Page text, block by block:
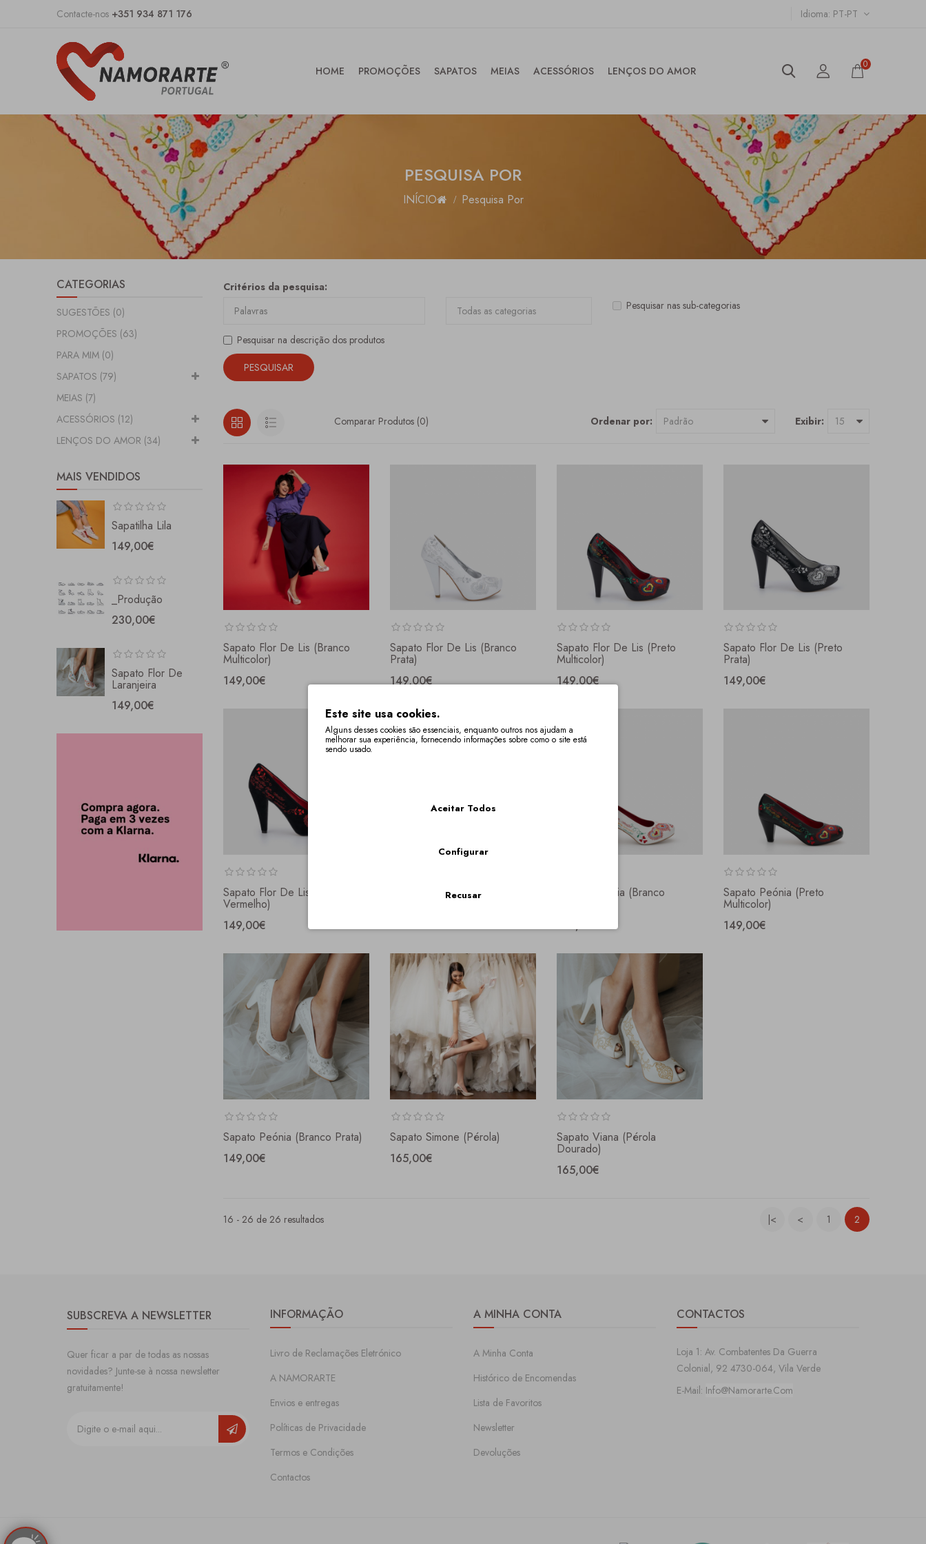
Contacte-nos +351 934 871 176 Idioma PT-PT
HOME PROMOÇÕES SAPATOS MEIAS ACESSÓRIOS LENÇOS DO AMOR 0
PESQUISA POR
INÍCIO Pesquisa Por
CATEGORIAS
SUGESTÕES (0)
PROMOÇÕES (63)
PARA MIM (0)
SAPATOS (79)
MEIAS (7)
ACESSÓRIOS (12)
LENÇOS DO AMOR (34)
MAIS VENDIDOS
Sapatilha Lila
149,00€
_Produção
230,00€
Sapato Flor De
Laranjeira
149,00€
Critérios da pesquisa:
Pesquisar nas sub-categorias
Pesquisar na descrição dos produtos
Comparar Produtos (0) Ordenar por: Exibir:
Sapato Flor De Lis (branco
Multicolor)
149,00€
Sapato Flor De Lis (branco
Prata)
149,00€
Sapato Flor De Lis (preto
Multicolor)
149,00€
Sapato Flor De Lis (preto
Prata)
149,00€
Sapato Flor De Lis (preto
Vermelho)
149,00€
Sapato Peónia (preto Prata)
Sapato Peónia (branco
149,00€
Sapato Peónia (preto
Multicolor)
149,00€
Sapato Peónia (branco Prata)
149,00€
Sapato Simone (pérola)
165,00€
Sapato Viana (pérola
Dourado)
165,00€
16 - 26 de 26 resultados |< < 1 2
SUBSCREVA A NEWSLETTER
Quer ficar a par de todas as nossas
novidades? Junte-se à nossa newsletter
gratuitamente!
INFORMAÇÃO
Livro de Reclamações Eletrónico
A NAMORARTE
Envios e entregas
Políticas de Privacidade
Termos e Condições
Contactos
A MINHA CONTA
A Minha Conta
Histórico de Encomendas
Lista de Favoritos
Newsletter
Devoluções
CONTACTOS
Loja 1: Av. Combatentes Da Guerra
Colonial, 92 4730-064, Vila Verde
E-Mail: Info@namorarte.com
Este site usa cookies.
Alguns desses cookies são essenciais, enquanto outros nos ajudam a
melhorar sua experiência, fornecendo informações sobre como o site está
sendo usado.
Aceitar Todos
Configurar
Recusar